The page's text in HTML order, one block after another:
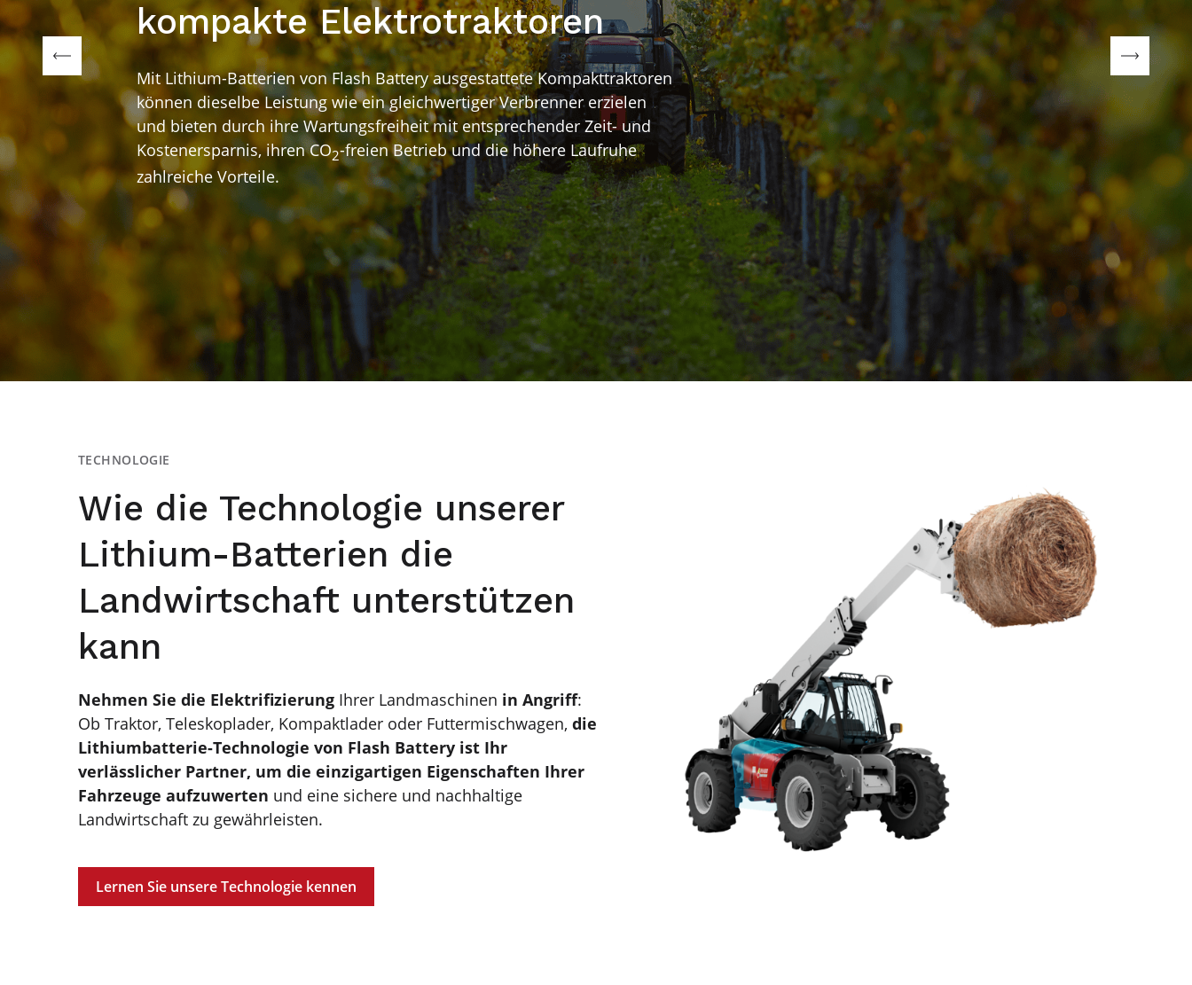
kompakte Elektrotraktoren
Mit Lithium-Batterien von Flash Battery ausgestattete Kompakttraktoren
können dieselbe Leistung wie ein gleichwertiger Verbrenner erzielen
und bieten durch ihre Wartungsfreiheit mit entsprechender Zeit- und
Kostenersparnis, ihren CO2-freien Betrieb und die höhere Laufruhe
zahlreiche Vorteile.
TECHNOLOGIE
Wie die Technologie unserer
Lithium-Batterien die
Landwirtschaft unterstützen
kann
Nehmen Sie die Elektrifizierung Ihrer Landmaschinen in Angriff:
Ob Traktor, Teleskoplader, Kompaktlader oder Futtermischwagen, die
Lithiumbatterie-Technologie von Flash Battery ist Ihr
verlässlicher Partner, um die einzigartigen Eigenschaften Ihrer
Fahrzeuge aufzuwerten und eine sichere und nachhaltige
Landwirtschaft zu gewährleisten.
Lernen Sie unsere Technologie kennen